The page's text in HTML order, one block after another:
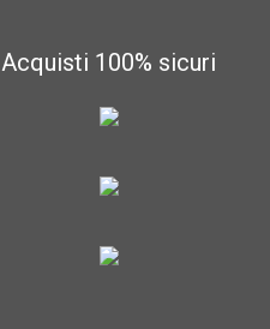
Acquisti 100% sicuri